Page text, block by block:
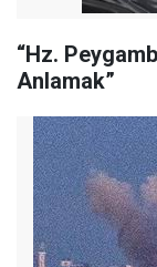
“Hz.
Anlamak”